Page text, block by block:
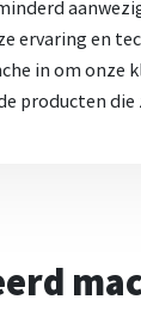
ervaring en
in om onze
producten